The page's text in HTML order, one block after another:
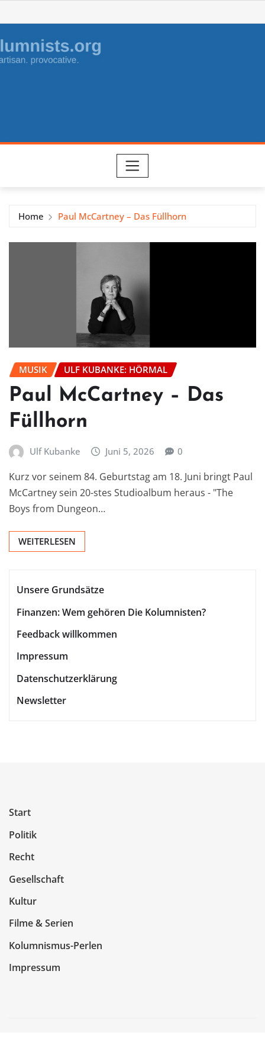
to
content
Home Paul McCartney – Das Füllhorn
MUSIK ULF KUBANKE: HÖRMAL
Paul McCartney – Das
Füllhorn
Ulf Kubanke Juni 5, 2026 0
Kurz vor seinem 84. Geburtstag am 18. Juni bringt Paul
McCartney sein 20-stes Studioalbum heraus - "The
Boys from Dungeon…
WEITERLESEN
Unsere Grundsätze
Finanzen: Wem gehören Die Kolumnisten?
Feedback willkommen
Impressum
Datenschutzerklärung
Newsletter
Start
Politik
Recht
Gesellschaft
Kultur
Filme & Serien
Kolumnismus-Perlen
Impressum